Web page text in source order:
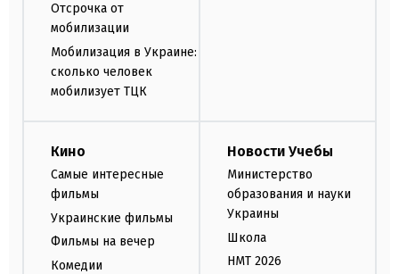
Отсрочка от
мобилизации
Мобилизация в Украине:
сколько человек
мобилизует ТЦК
Кино
Самые интересные
фильмы
Украинские фильмы
Фильмы на вечер
Комедии
Новости Учебы
Министерство
образования и науки
Украины
Школа
НМТ 2026